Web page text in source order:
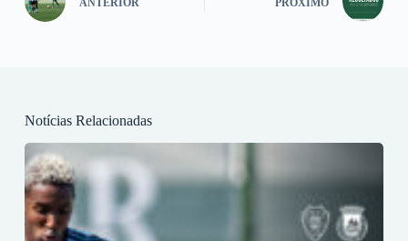
Notícias Relacionadas